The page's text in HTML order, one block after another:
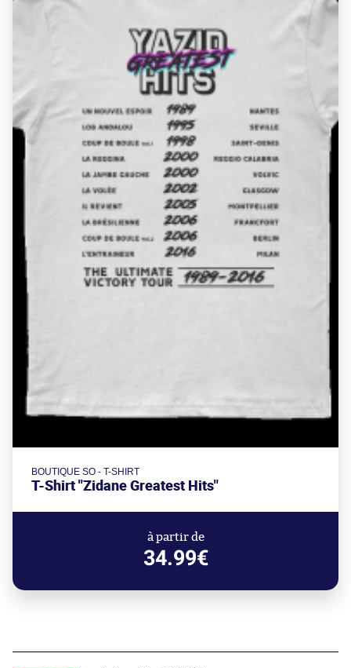
BOUTIQUE SO - T-SHIRT
T-Shirt "Zidane Greatest Hits"
à partir de
34.99€